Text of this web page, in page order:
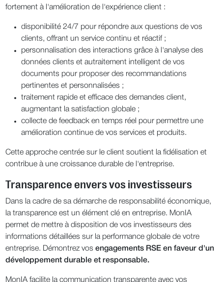
fortement à l'amélioration de l'expérience client :
disponibilité 24/7 pour répondre aux questions de vos
clients, offrant un service continu et réactif ;
personnalisation des interactions grâce à l'analyse des
données clients et autraitement intelligent de vos
documents pour proposer des recommandations
pertinentes et personnalisées ;
traitement rapide et efficace des demandes client,
augmentant la satisfaction globale ;
collecte de feedback en temps réel pour permettre une
amélioration continue de vos services et produits.
Cette approche centrée sur le client soutient la fidélisation et
contribue à une croissance durable de l'entreprise.
Transparence envers vos investisseurs
Dans la cadre de sa démarche de responsabilité économique,
la transparence est un élément clé en entreprise. MonIA
permet de mettre à disposition de vos investisseurs des
informations détaillées sur la performance globale de votre
entreprise. Démontrez vosengagements RSE en faveur d'un
développement durable et responsable.
MonIA facilite la communication transparente avec vos